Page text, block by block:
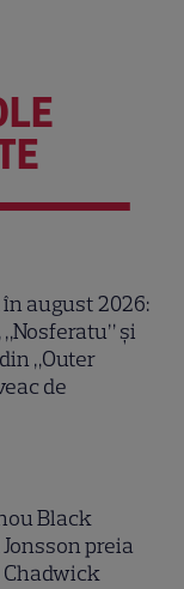
august 2026:
și
„Outer
de
Black
preia